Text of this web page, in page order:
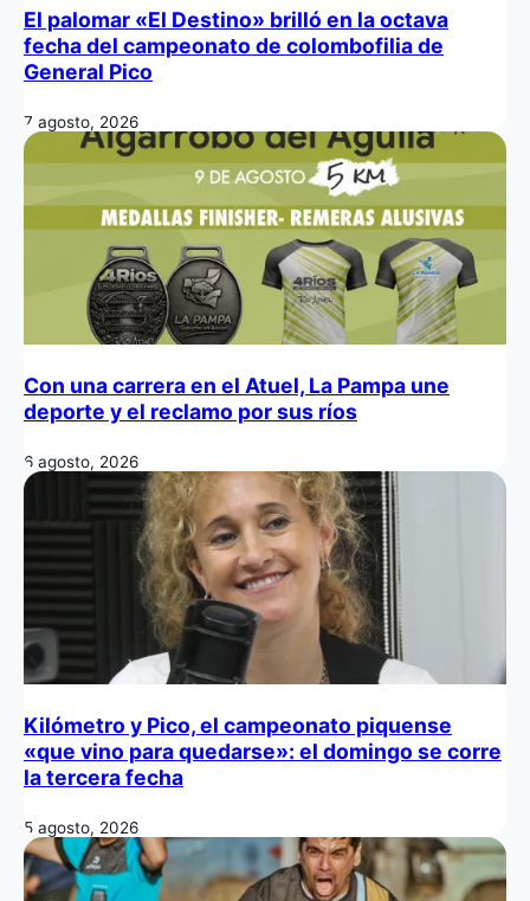
El palomar «El Destino» brilló en la octava
fecha del campeonato de colombofilia de
General Pico
7 agosto, 2026
Con una carrera en el Atuel, La Pampa une
deporte y el reclamo por sus ríos
6 agosto, 2026
Kilómetro y Pico, el campeonato piquense
«que vino para quedarse»: el domingo se corre
la tercera fecha
5 agosto, 2026